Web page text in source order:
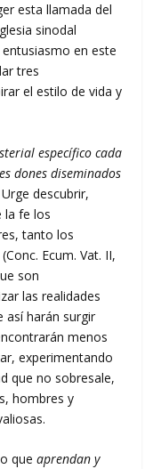
esta llamada del
sinodal
en este
tres
el estilo de vida y
específico cada
dones diseminados
Urge descubrir,
la fe los
tanto los
Ecum. Vat. II,
son
las realidades
así harán surgir
menos
experimentando
que no sobresale,
hombres y
queaprendan y